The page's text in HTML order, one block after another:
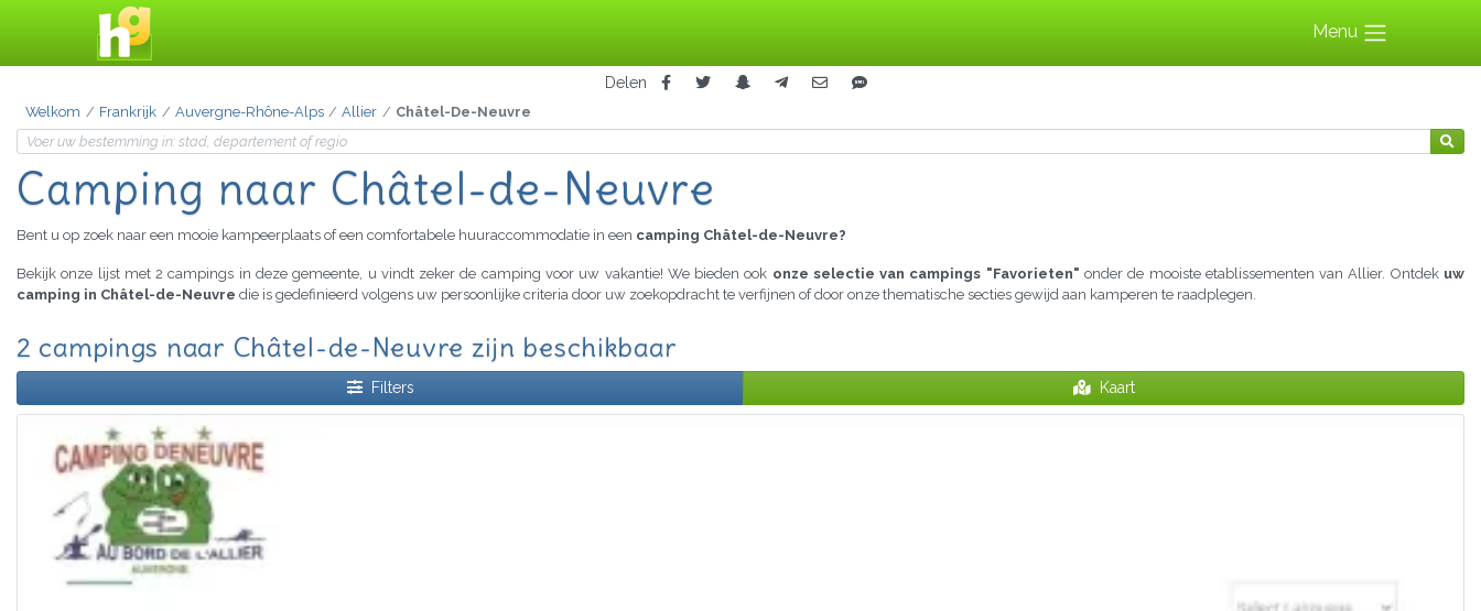
Menu
Delen
Welkom Frankrijk Auvergne-Rhône-Alps Allier Châtel-De-Neuvre
Camping naar Châtel-de-Neuvre
Bent u op zoek naar een mooie kampeerplaats of een comfortabele huuraccommodatie in een camping Châtel-de-Neuvre?
Bekijk onze lijst met 2 campings in deze gemeente, u vindt zeker de camping voor uw vakantie! We bieden ook onze selectie van campings "Favorieten" onder de mooiste etablissementen van Allier. Ontdek uw
camping in Châtel-de-Neuvre die is gedefinieerd volgens uw persoonlijke criteria door uw zoekopdracht te verfijnen of door onze thematische secties gewijd aan kamperen te raadplegen.
2 campings naar Châtel-de-Neuvre zijn beschikbaar
Filters Kaart